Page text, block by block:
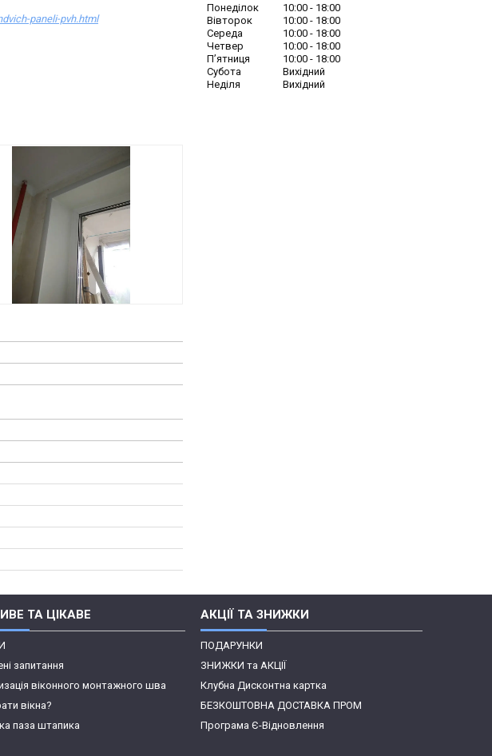
paneli-pvh.html
Понеділок 10:00
18:00
Вівторок
10:00
18:00
Середа
10:00
18:00
Четвер
10:00
18:00
Пʼятниця
10:00
18:00
Субота
Вихідний
Неділя
Вихідний
ТА ЦІКАВЕ
запитання
віконного монтажного шва
вікна?
паза штапика
АКЦІЇ ТА ЗНИЖКИ
ПОДАРУНКИ
ЗНИЖКИ та АКЦІЇ
Клубна Дисконтна картка
БЕЗКОШТОВНА ДОСТАВКА ПРОМ
Програма Є-Відновлення